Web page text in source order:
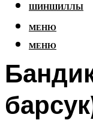
ШИНШИЛЛЫ
МЕНЮ
МЕНЮ